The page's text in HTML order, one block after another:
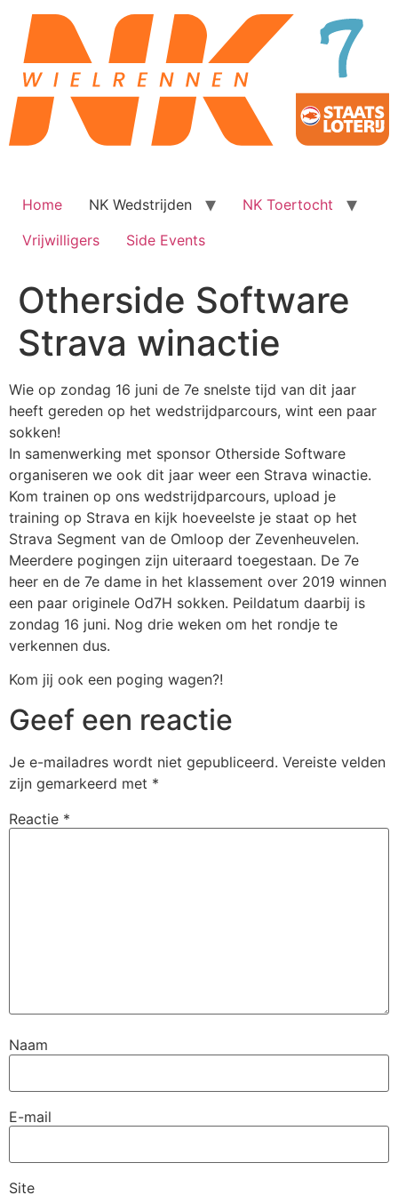
naar
inhoud
Home NK Wedstrijden
NK Toertocht
Vrijwilligers
Side Events
Otherside Software
Strava winactie
Wie op zondag 16 juni de 7e snelste tijd van dit jaar
heeft gereden op het wedstrijdparcours, wint een paar
sokken!
In samenwerking met sponsor Otherside Software
organiseren we ook dit jaar weer een Strava winactie.
Kom trainen op ons wedstrijdparcours, upload je
training op Strava en kijk hoeveelste je staat op het
Strava Segment van de Omloop der Zevenheuvelen.
Meerdere pogingen zijn uiteraard toegestaan. De 7e
heer en de 7e dame in het klassement over 2019 winnen
een paar originele Od7H sokken. Peildatum daarbij is
zondag 16 juni. Nog drie weken om het rondje te
verkennen dus.
Kom jij ook een poging wagen?!
Geef een reactie
Je e-mailadres wordt niet gepubliceerd. Vereiste velden
zijn gemarkeerd met *
Reactie *
Naam
E-mail
Site